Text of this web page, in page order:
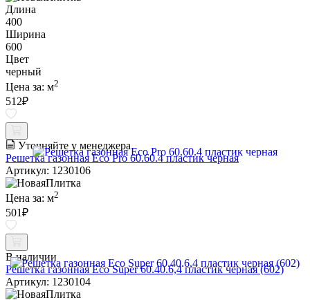
Длина
400
Ширина
600
Цвет
черный
Цена за: м2
512₽
Уточняйте у менеджера
Решетка газонная Eco Pro 60.60.4 пластик черная
Артикул: 1230106
Цена за: м2
501₽
В наличии
Решетка газонная Eco Super 60.40.6,4 пластик черная (602)
Артикул: 1230104